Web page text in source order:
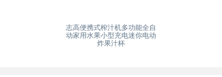
志高便携式榨汁机多功能全自
动家用水果小型充电迷你电动
炸果汁杯